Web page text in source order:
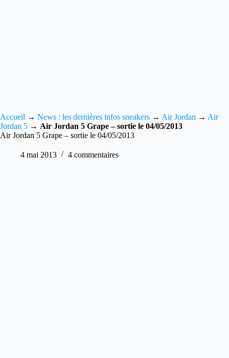
Accueil → News : les dernières infos sneakers → Air Jordan → Air
Jordan 5 → Air Jordan 5 Grape – sortie le 04/05/2013
Air Jordan 5 Grape – sortie le 04/05/2013
4 mai 2013 4 commentaires